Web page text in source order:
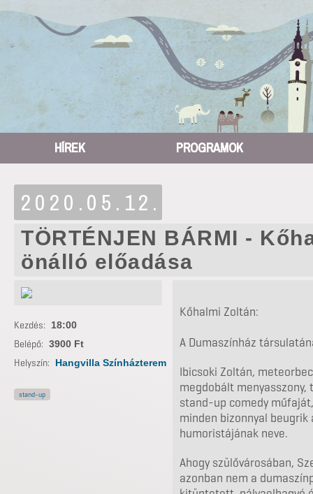
HÍREK PROGRAMOK
2020.05.12.
TÖRTÉNJEN BÁRMI -
önálló előadása
Kőhalmi Zoltán:
A Dumaszínház
Ibicsoki Zoltán,
megdobált menyasszony,
stand-up comedy
minden bizonnyal
humoristájának neve.
Ahogy szülővárosában,
azonban nem a
Kezdés: 18:00
Belépő: 3900 Ft
Helyszín: Hangvilla Színházterem
stand-up